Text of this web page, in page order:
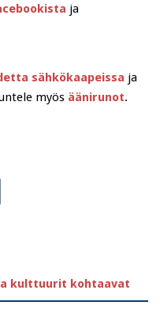
ja
sähkökaapeissa ja
myös äänirunot.
kulttuurit kohtaavat